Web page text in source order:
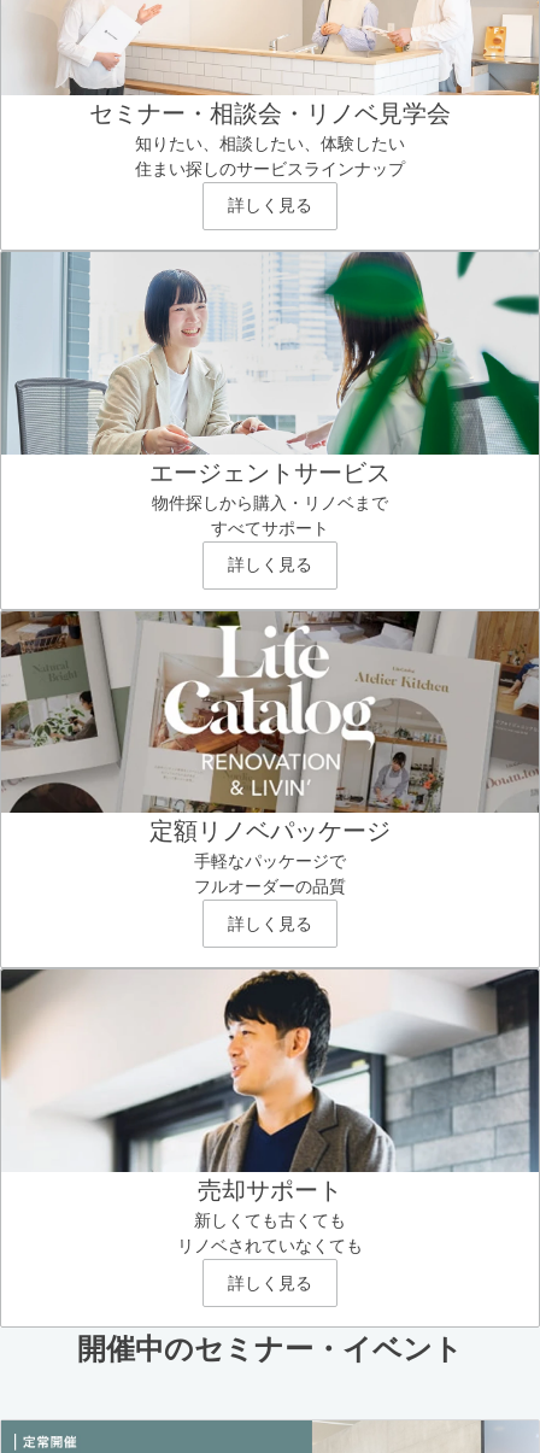
セミナー・相談会・リノベ見学会
知りたい、相談したい、体験したい
住まい探しのサービスラインナップ
詳しく見る
エージェントサービス
物件探しから購入・リノベまで
すべてサポート
詳しく見る
定額リノベパッケージ
手軽なパッケージで
フルオーダーの品質
詳しく見る
売却サポート
新しくても古くても
リノベされていなくても
詳しく見る
開催中のセミナー・イベント